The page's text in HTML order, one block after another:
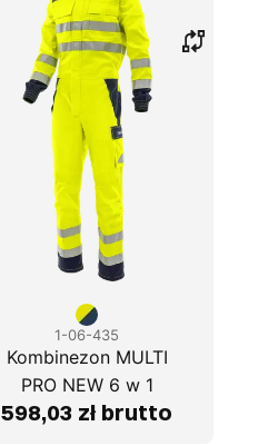
1-06-435
Kombinezon MULTI
PRO NEW 6 w 1
598,03 zł brutto